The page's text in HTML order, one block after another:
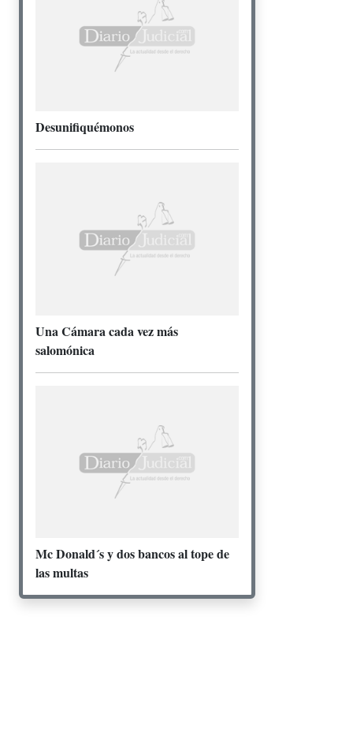
Desunifiquémonos
Una Cámara cada vez más
salomónica
Mc Donald´s y dos bancos al tope de
las multas